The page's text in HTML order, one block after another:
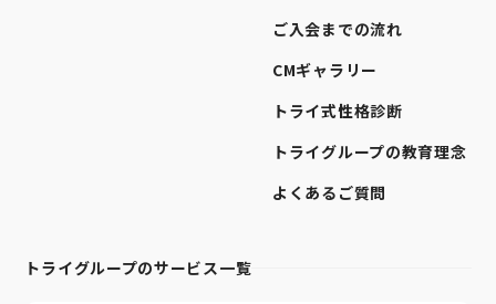
ご入会までの流れ
CMギャラリー
トライ式性格診断
トライグループの教育理念
よくあるご質問
トライグループのサービス一覧